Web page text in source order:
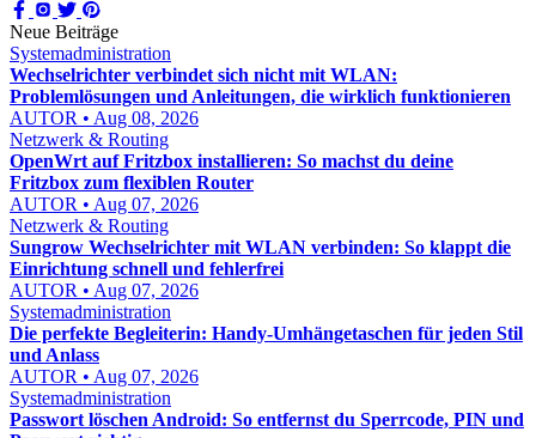
Neue Beiträge
Systemadministration
Wechselrichter verbindet sich nicht mit WLAN:
Problemlösungen und Anleitungen, die wirklich funktionieren
AUTOR • Aug 08, 2026
Netzwerk & Routing
OpenWrt auf Fritzbox installieren: So machst du deine
Fritzbox zum flexiblen Router
AUTOR • Aug 07, 2026
Netzwerk & Routing
Sungrow Wechselrichter mit WLAN verbinden: So klappt die
Einrichtung schnell und fehlerfrei
AUTOR • Aug 07, 2026
Systemadministration
Die perfekte Begleiterin: Handy-Umhängetaschen für jeden Stil
und Anlass
AUTOR • Aug 07, 2026
Systemadministration
Passwort löschen Android: So entfernst du Sperrcode, PIN und